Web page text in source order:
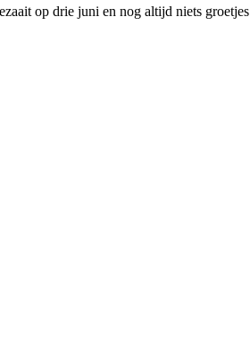
op drie juni en nog altijd niets groetjes